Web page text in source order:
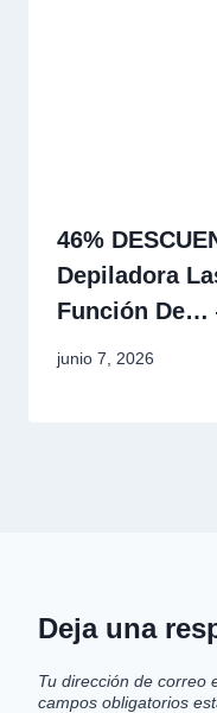
46%
Depiladora
Función De…
junio 7, 2026
Deja una
Tu dirección de correo
campos obligatorios